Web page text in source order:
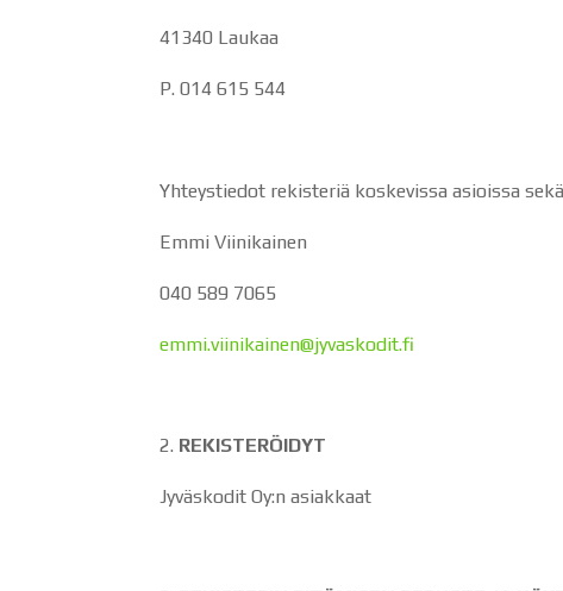
41340 Laukaa
P. 014 615 544
Yhteystiedot rekisteriä koskevissa asioissa
Emmi Viinikainen
040 589 7065
emmi.viinikainen@jyvaskodit.fi
REKISTERÖIDYT
Jyväskodit Oy:n asiakkaat